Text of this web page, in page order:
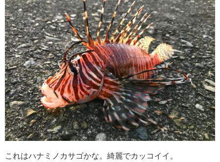
これはハナミノカサゴかな。綺麗でカッコイイ。